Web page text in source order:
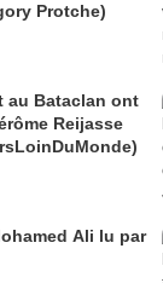
Protche)
au Bataclan ont
Reijasse
Ali lu par